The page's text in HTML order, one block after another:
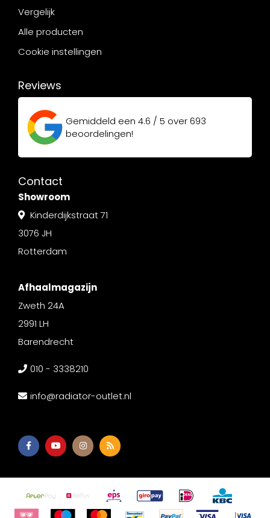
Vergelijk
Alle producten
Cookie instellingen
Reviews
Gemiddeld een 4.6 / 5 over693
beoordelingen!
Contact
Showroom
Kinderdijkstraat 71
3076 JH
Rotterdam
Afhaalmagazijn
Zweth 24A
2991 LH
Barendrecht
010 - 3338210
info@radiator-outlet.nl